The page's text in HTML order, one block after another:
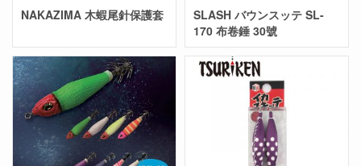
NAKAZIMA 木蝦尾針保護套
SLASH バウンスッテ SL-
170 布卷錘 30號